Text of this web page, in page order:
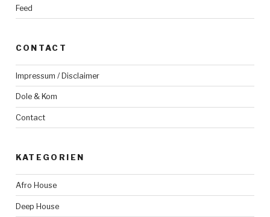
Feed
CONTACT
Impressum / Disclaimer
Dole & Kom
Contact
KATEGORIEN
Afro House
Deep House